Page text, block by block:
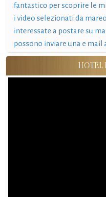
fantastico per scoprire le
i video selezionati da
interessate a postare su
possono inviare una e mail
HOTEL